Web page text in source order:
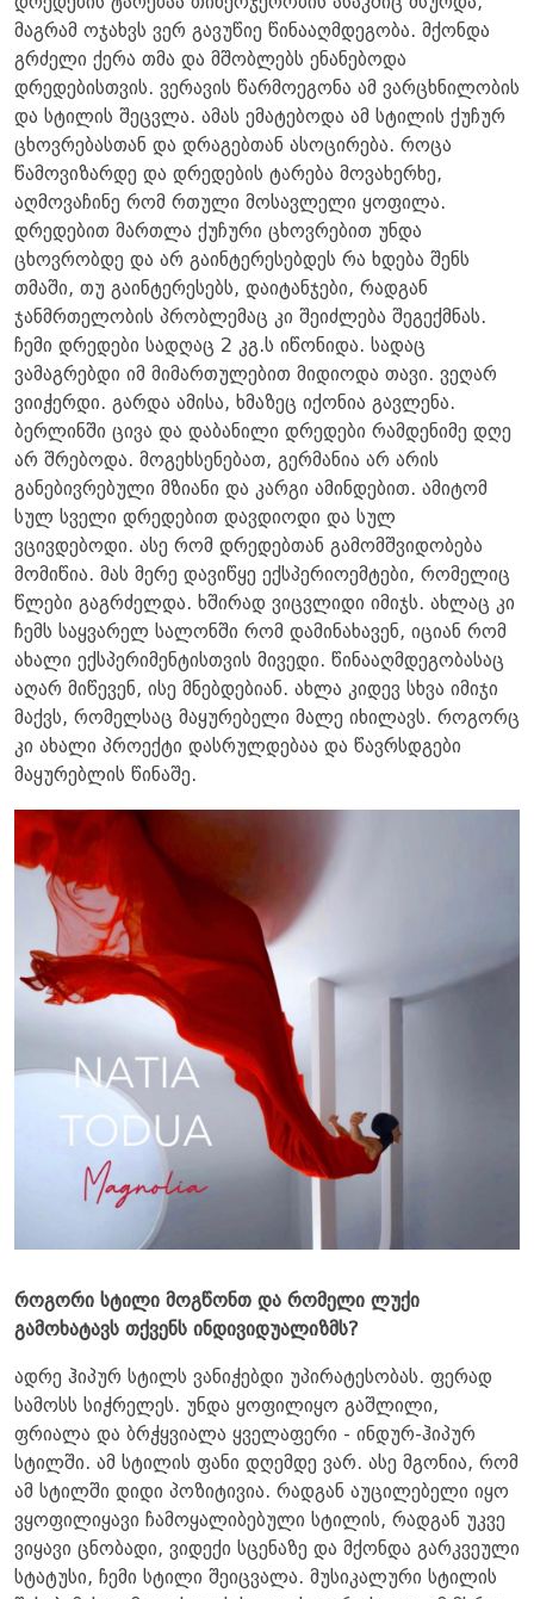
მაგრამ ოჯახვს ვერ გავუწიე წინააღმდეგობა. მქონდა
გრძელი ქერა თმა და მშობლებს ენანებოდა
დრედებისთვის. ვერავის წარმოეგონა ამ ვარცხნილობის
და სტილის შეცვლა. ამას ემატებოდა ამ სტილის ქუჩურ
ცხოვრებასთან და დრაგებთან ასოცირება. როცა
წამოვიზარდე და დრედების ტარება მოვახერხე,
აღმოვაჩინე რომ რთული მოსავლელი ყოფილა.
დრედებით მართლა ქუჩური ცხოვრებით უნდა
ცხოვრობდე და არ გაინტერესებდეს რა ხდება შენს
თმაში, თუ გაინტერესებს, დაიტანჯები, რადგან
ჯანმრთელობის პრობლემაც კი შეიძლება შეგექმნას.
ჩემი დრედები სადღაც 2 კგ.ს იწონიდა. სადაც
ვამაგრებდი იმ მიმართულებით მიდიოდა თავი. ვეღარ
ვიიჭერდი. გარდა ამისა, ხმაზეც იქონია გავლენა.
ბერლინში ცივა და დაბანილი დრედები რამდენიმე დღე
არ შრებოდა. მოგეხსენებათ, გერმანია არ არის
განებივრებული მზიანი და კარგი ამინდებით. ამიტომ
სულ სველი დრედებით დავდიოდი და სულ
ვცივდებოდი. ასე რომ დრედებთან გამომშვიდობება
მომიწია. მას მერე დავიწყე ექსპერიოემტები, რომელიც
წლები გაგრძელდა. ხშირად ვიცვლიდი იმიჯს. ახლაც კი
ჩემს საყვარელ სალონში რომ დამინახავენ, იციან რომ
ახალი ექსპერიმენტისთვის მივედი. წინააღმდეგობასაც
აღარ მიწევენ, ისე მნებდებიან. ახლა კიდევ სხვა იმიჯი
მაქვს, რომელსაც მაყურებელი მალე იხილავს. როგორც
კი ახალი პროექტი დასრულდებაა და წავრსდგები
მაყურებლის წინაშე.
როგორი სტილი მოგწონთ და რომელი ლუქი
გამოხატავს თქვენს ინდივიდუალიზმს?
ადრე ჰიპურ სტილს ვანიჭებდი უპირატესობას. ფერად
სამოსს სიჭრელეს. უნდა ყოფილიყო გაშლილი,
ფრიალა და ბრჭყვიალა ყველაფერი - ინდურ-ჰიპურ
სტილში. ამ სტილის ფანი დღემდე ვარ. ასე მგონია, რომ
ამ სტილში დიდი პოზიტივია. რადგან აუცილებელი იყო
ვყოფილიყავი ჩამოყალიბებული სტილის, რადგან უკვე
ვიყავი ცნობადი, ვიდექი სცენაზე და მქონდა გარკვეული
სტატუსი, ჩემი სტილი შეიცვალა. მუსიკალური სტილის